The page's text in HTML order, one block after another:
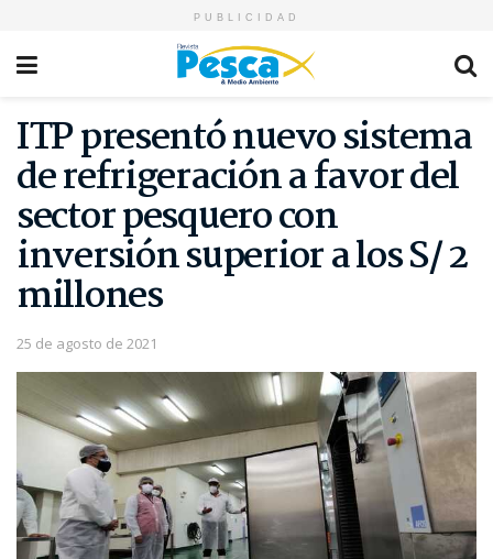
PUBLICIDAD
ITP presentó nuevo sistema
de refrigeración a favor del
sector pesquero con
inversión superior a los S/ 2
millones
25 de agosto de 2021